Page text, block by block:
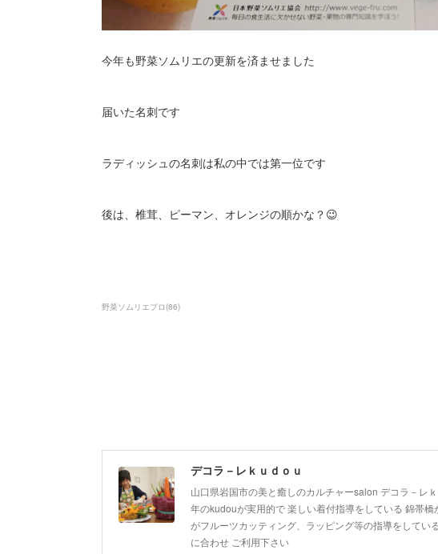
今年も野菜ソムリエの更新を済ませました
届いた名刺です
ラディッシュの名刺は私の中では第一位です
後は、椎茸、ピーマン、オレンジの順かな？😉
野菜ソムリエプロ (86)
デコラ－レｋｕｄｏｕ
山口県岩国市の美と癒しのカルチャーsalon デコラ－レ
年のkudouが実用的で 楽しい着付指導をしている 錦帯
がフルーツカッティング、ラッピング等の指導をして
に合わせ ご利用下さい